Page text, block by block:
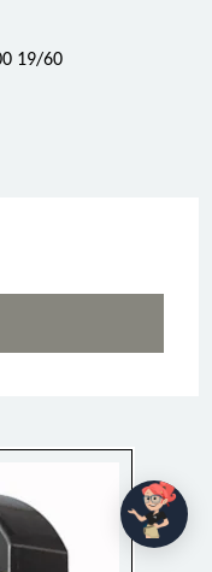
19/60